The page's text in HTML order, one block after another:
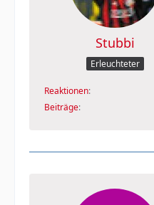
Stubbi
Erleuchteter
Reaktionen
Beiträge